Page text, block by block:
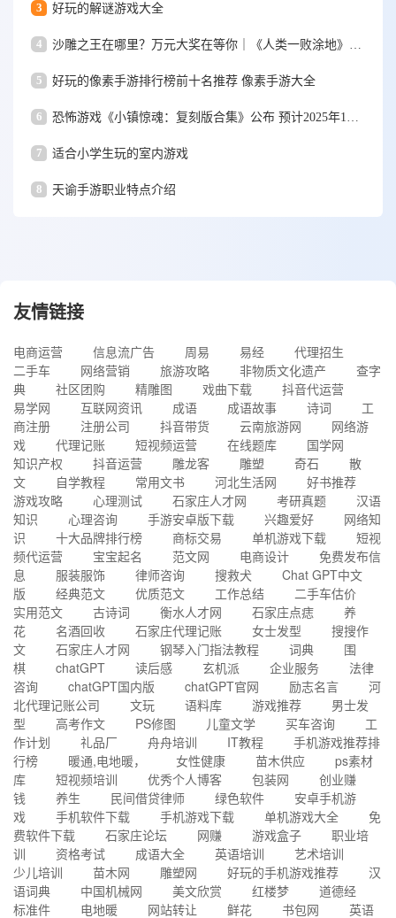
3 好玩的解谜游戏大全
4 沙雕之王在哪里？万元大奖在等你｜《人类一败涂地》手游视频大赛
5 好玩的像素手游排行榜前十名推荐 像素手游大全
6 恐怖游戏《小镇惊魂：复刻版合集》公布 预计2025年1月15日发售
7 适合小学生玩的室内游戏
8 天谕手游职业特点介绍
友情链接
电商运营 信息流广告 周易 易经
代理招生
二手车
网络营销 旅游攻略 非物质文化遗产
查字
典
社区团购 精雕图 戏曲下载
抖音代运营
易学网
互联网资讯 成语 成语故事 诗词
工
商注册
注册公司 抖音带货 云南旅游网
网络游
戏
代理记账 短视频运营 在线题库
国学网
知识产权
抖音运营 雕龙客 雕塑 奇石
散
文
自学教程 常用文书 河北生活网
好书推荐
游戏攻略
心理测试 石家庄人才网 考研真题
汉语
知识
心理咨询 手游安卓版下载 兴趣爱好
网络知
识
十大品牌排行榜 商标交易 单机游戏下载
短视
频代运营
宝宝起名 范文网 电商设计
免费发布信
息
服装服饰 律师咨询 搜救犬
Chat GPT中文
版
经典范文 优质范文 工作总结
二手车估价
实用范文
古诗词 衡水人才网 石家庄点痣
养
花
名酒回收 石家庄代理记账 女士发型
搜搜作
文
石家庄人才网 钢琴入门指法教程 词典
围
棋
chatGPT 读后感 玄机派 企业服务
法律
咨询
chatGPT国内版 chatGPT官网 励志名言
河
北代理记账公司
文玩 语料库 游戏推荐
男士发
型
高考作文 PS修图 儿童文学 买车咨询
工
作计划
礼品厂 舟舟培训 IT教程
手机游戏推荐排
行榜
暖通,电地暖， 女性健康 苗木供应
ps素材
库
短视频培训 优秀个人博客 包装网
创业赚
钱
养生 民间借贷律师 绿色软件
安卓手机游
戏
手机软件下载 手机游戏下载 单机游戏大全
免
费软件下载
石家庄论坛 网赚 游戏盒子
职业培
训
资格考试 成语大全 英语培训
艺术培训
少儿培训
苗木网 雕塑网 好玩的手机游戏推荐
汉
语词典
中国机械网 美文欣赏 红楼梦
道德经
标准件
电地暖 网站转让 鲜花 书包网 英语